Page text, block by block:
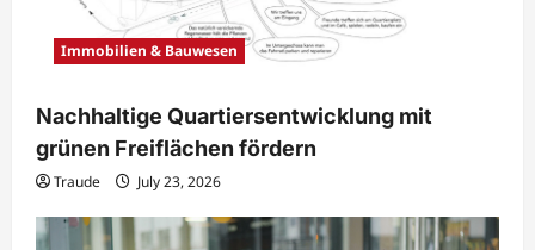
Immobilien & Bauwesen
Nachhaltige Quartiersentwicklung mit
grünen Freiflächen fördern
Traude July 23, 2026